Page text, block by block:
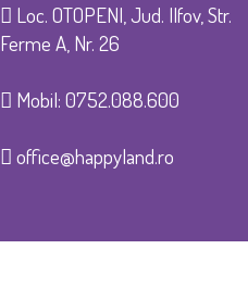
Loc. OTOPENI, Jud. Ilfov, Str.
Ferme A, Nr. 26
Mobil: 0752.088.600
office@happyland.ro